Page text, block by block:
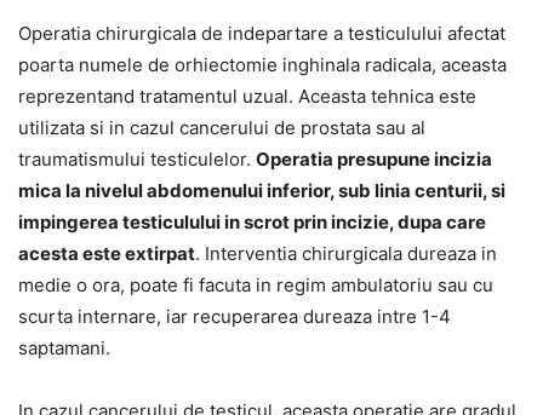
Operatia chirurgicala de indepartare a testiculului afectat
poarta numele de orhiectomie inghinala radicala, aceasta
reprezentand tratamentul uzual. Aceasta tehnica este
utilizata si in cazul cancerului de prostata sau al
traumatismului testiculelor. Operatia presupune incizia
mica la nivelul abdomenului inferior, sub linia centurii, si
impingerea testiculului in scrot prin incizie, dupa care
acesta este extirpat. Interventia chirurgicala dureaza in
medie o ora, poate fi facuta in regim ambulatoriu sau cu
scurta internare, iar recuperarea dureaza intre 1-4
saptamani.